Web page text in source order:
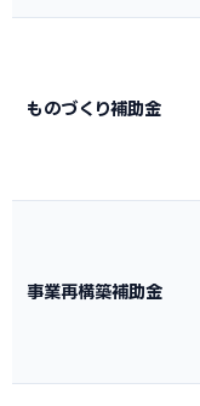
ものづくり補助金
事業再構築補助金